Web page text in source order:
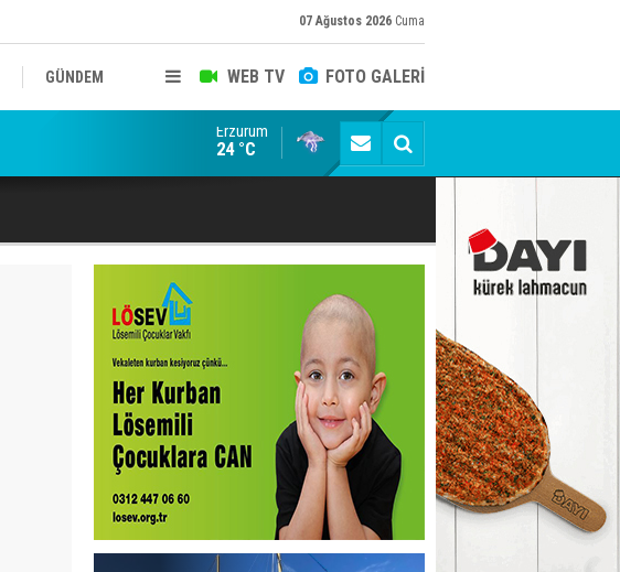
07 Ağustos 2026 Cuma
WEB TV FOTO GALERİ
GÜNDEM
AHBAP Derneği'nin feshi için kayyum atandı
Erzurum
24 °C